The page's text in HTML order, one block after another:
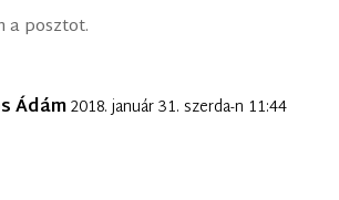
a posztot.
Ádám2018. január 31. szerda-n 11:44